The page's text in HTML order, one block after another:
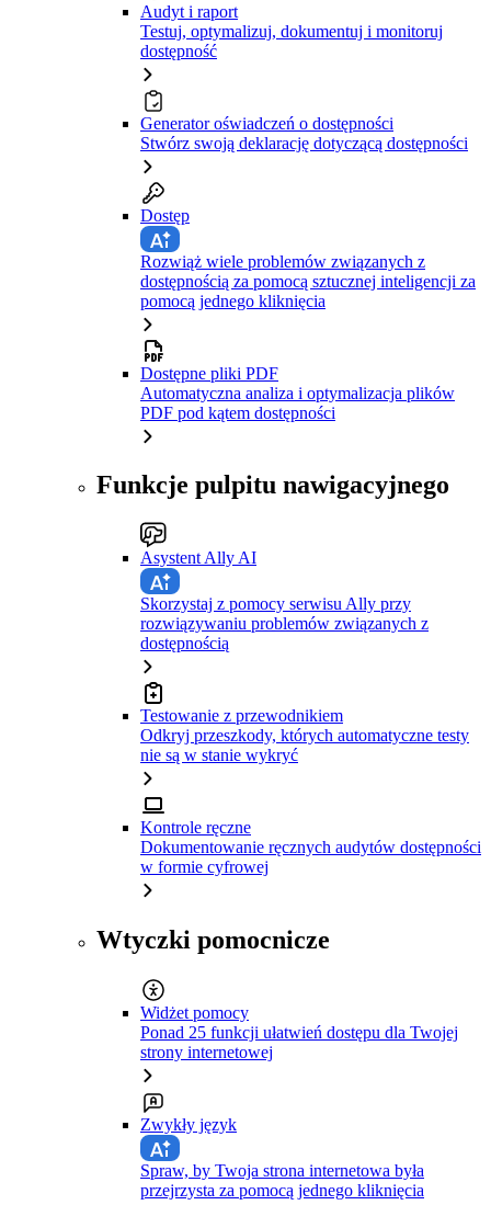
Audyt i raport
Testuj, optymalizuj, dokumentuj i monitoruj
dostępność
Generator oświadczeń o dostępności
Stwórz swoją deklarację dotyczącą dostępności
Dostęp
Rozwiąż wiele problemów związanych z
dostępnością za pomocą sztucznej inteligencji za
pomocą jednego kliknięcia
Dostępne pliki PDF
Automatyczna analiza i optymalizacja plików
PDF pod kątem dostępności
Funkcje pulpitu nawigacyjnego
Asystent Ally AI
Skorzystaj z pomocy serwisu Ally przy
rozwiązywaniu problemów związanych z
dostępnością
Testowanie z przewodnikiem
Odkryj przeszkody, których automatyczne testy
nie są w stanie wykryć
Kontrole ręczne
Dokumentowanie ręcznych audytów dostępności
w formie cyfrowej
Wtyczki pomocnicze
Widżet pomocy
Ponad 25 funkcji ułatwień dostępu dla Twojej
strony internetowej
Zwykły język
Spraw, by Twoja strona internetowa była
przejrzysta za pomocą jednego kliknięcia